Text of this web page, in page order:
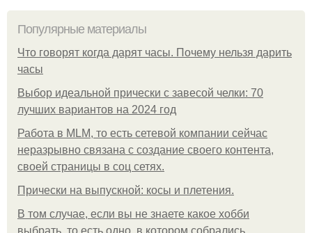
Популярные материалы
Что говорят когда дарят часы. Почему нельзя дарить
часы
Выбор идеальной прически с завесой челки: 70
лучших вариантов на 2024 год
Работа в MLM, то есть сетевой компании сейчас
неразрывно связана с создание своего контента,
своей страницы в соц сетях.
Прически на выпускной: косы и плетения.
В том случае, если вы не знаете какое хобби
выбрать, то есть одно, в котором собрались